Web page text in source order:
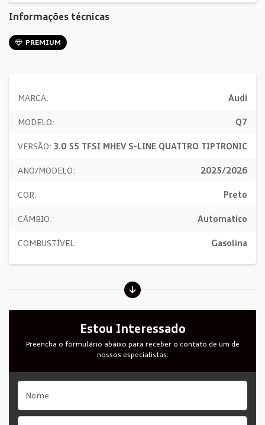
Informações técnicas
PREMIUM
MARCA: Audi
MODELO: Q7
VERSÃO: 3.0 55 TFSI MHEV S-LINE QUATTRO TIPTRONIC
ANO/MODELO: 2025/2026
COR: Preto
CÂMBIO: Automatico
COMBUSTÍVEL: Gasolina
Estou Interessado
Preencha o formulário abaixo para receber o contato de um de
nossos especialistas: